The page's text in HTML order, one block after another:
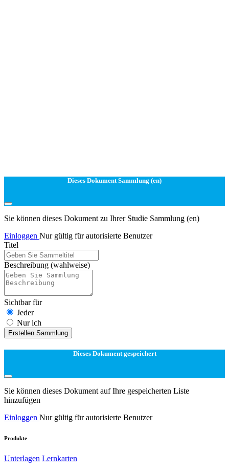
Dieses Dokument Sammlung (en)
Sie können dieses Dokument zu Ihrer Studie Sammlung (en)
Einloggen Nur gültig für autorisierte Benutzer
Titel
Beschreibung (wahlweise)
Sichtbar für
Jeder
Nur ich
Erstellen Sammlung
Dieses Dokument gespeichert
Sie können dieses Dokument auf Ihre gespeicherten Liste
hinzufügen
Einloggen Nur gültig für autorisierte Benutzer
Produkte
Unterlagen Lernkarten